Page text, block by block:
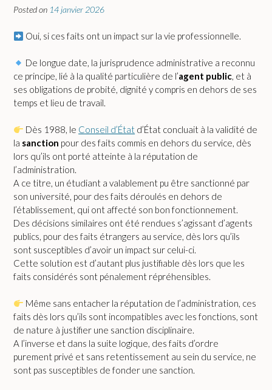
Posted on 14 janvier 2026
Oui, si ces faits ont un impact sur la vie professionnelle.
De longue date, la jurisprudence administrative a reconnu
ce principe, lié à la qualité particulière de l’agent public, et à
ses obligations de probité, dignité y compris en dehors de ses
temps et lieu de travail.
Dès 1988, le Conseil d’État d’État concluait à la validité de
la sanction pour des faits commis en dehors du service, dès
lors qu’ils ont porté atteinte à la réputation de
l’administration.
A ce titre, un étudiant a valablement pu être sanctionné par
son université, pour des faits déroulés en dehors de
l’établissement, qui ont affecté son bon fonctionnement.
Des décisions similaires ont été rendues s’agissant d’agents
publics, pour des faits étrangers au service, dès lors qu’ils
sont susceptibles d’avoir un impact sur celui-ci.
Cette solution est d’autant plus justifiable dès lors que les
faits considérés sont pénalement répréhensibles.
Même sans entacher la réputation de l’administration, ces
faits dès lors qu’ils sont incompatibles avec les fonctions, sont
de nature à justifier une sanction disciplinaire.
A l’inverse et dans la suite logique, des faits d’ordre
purement privé et sans retentissement au sein du service, ne
sont pas susceptibles de fonder une sanction.